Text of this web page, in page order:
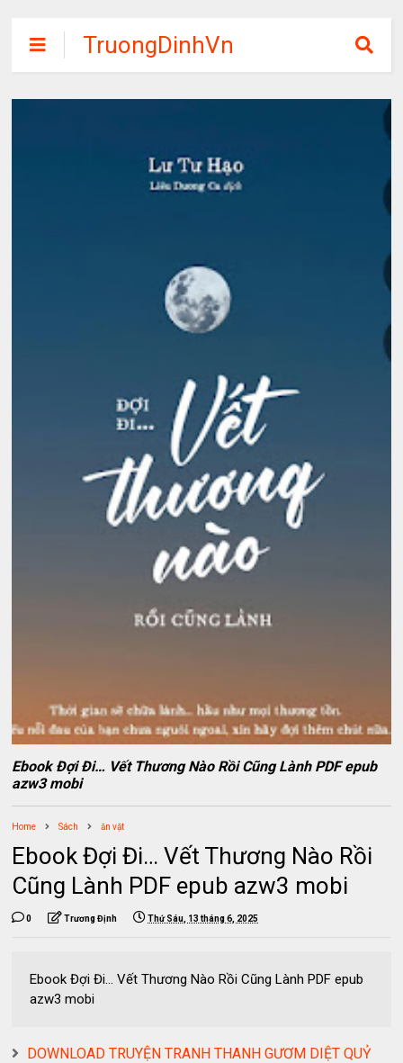
TruongDinhVn
Chia sẽ ebook,
các khóa học,
tập miễn phí
Ebook Đợi Đi… Vết Thương Nào Rồi Cũng Lành PDF epub
azw3 mobi
Home Sách ăn vặt
Ebook Đợi Đi… Vết Thương Nào Rồi
Cũng Lành PDF epub azw3 mobi
0 Trương Định Thứ Sáu, 13 tháng 6, 2025
Ebook Đợi Đi… Vết Thương Nào Rồi Cũng Lành PDF epub
azw3 mobi
DOWNLOAD TRUYỆN TRANH THANH GƯƠM DIỆT QUỶ